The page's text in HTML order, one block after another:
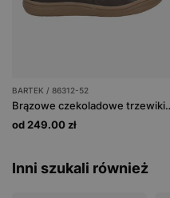
BARTEK / 86312-52
Brązowe czekoladowe
od 249.00 zł
Inni szukali również